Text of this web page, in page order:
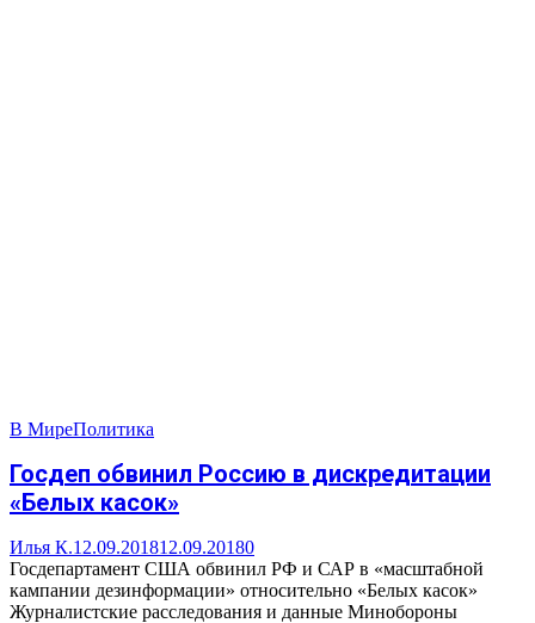
В МиреПолитика
Госдеп обвинил Россию в дискредитации
«Белых касок»
Илья К.12.09.201812.09.20180
Госдепартамент США обвинил РФ и САР в «масштабной
кампании дезинформации» относительно «Белых касок»
Журналистские расследования и данные Минобороны